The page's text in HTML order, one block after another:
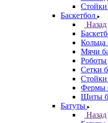
Стойки
Баскетбол
Назад
Кольца
Мячи
Роботы
Сетки
Стойки
Фермы
Щиты
Батуты
Назад